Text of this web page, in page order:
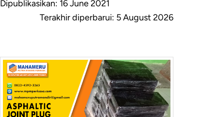
Dipublikasikan: 16 June 2021
Terakhir diperbarui: 5 August 2026